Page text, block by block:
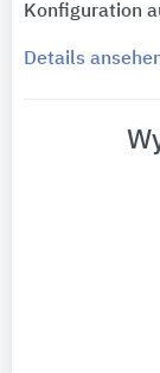
Konfiguration
Details